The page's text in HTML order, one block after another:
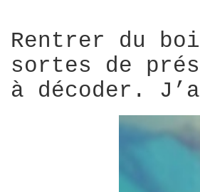
Rentrer du
sortes de
à décoder.